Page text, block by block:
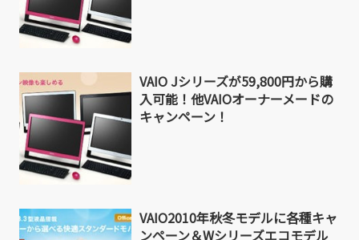
VAIO Jシリーズが59,800円から購
入可能！他VAIOオーナーメードの
キャンペーン！
VAIO2010年秋冬モデルに各種キャ
ンペーン＆Wシリーズエコモデル